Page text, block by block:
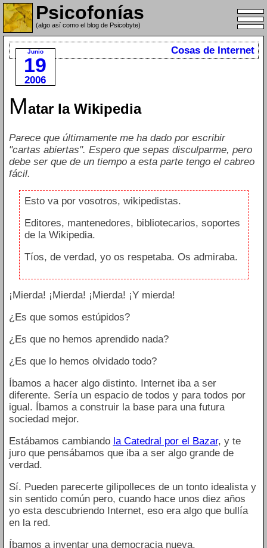
Psicofonías
(algo así como el blog de Psicobyte)
Junio
19
2006
Cosas de Internet
Matar la Wikipedia
Parece que últimamente me ha dado por escribir
"cartas abiertas". Espero que sepas disculparme, pero
debe ser que de un tiempo a esta parte tengo el cabreo
fácil.
Esto va por vosotros, wikipedistas.
Editores, mantenedores, bibliotecarios, soportes
de la Wikipedia.
Tíos, de verdad, yo os respetaba. Os admiraba.
¡Mierda! ¡Mierda! ¡Mierda! ¡Y mierda!
¿Es que somos estúpidos?
¿Es que no hemos aprendido nada?
¿Es que lo hemos olvidado todo?
Íbamos a hacer algo distinto. Internet iba a ser
diferente. Sería un espacio de todos y para todos por
igual. Íbamos a construir la base para una futura
sociedad mejor.
Estábamos cambiando la Catedral por el Bazar, y te
juro que pensábamos que iba a ser algo grande de
verdad.
Sí. Pueden parecerte gilipolleces de un tonto idealista y
sin sentido común pero, cuando hace unos diez años
yo esta descubriendo Internet, eso era algo que bullía
en la red.
Íbamos a inventar una democracia nueva.